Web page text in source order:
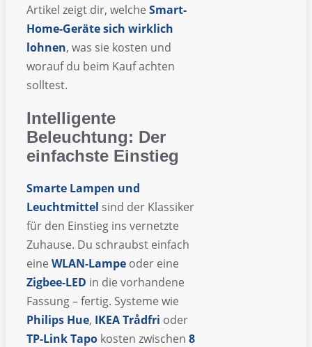
Artikel zeigt dir, welche Smart-
Home-Geräte sich wirklich
lohnen, was sie kosten und
worauf du beim Kauf achten
solltest.
Intelligente
Beleuchtung: Der
einfachste Einstieg
Smarte Lampen und
Leuchtmittel sind der Klassiker
für den Einstieg ins vernetzte
Zuhause. Du schraubst einfach
eine WLAN-Lampe oder eine
Zigbee-LED in die vorhandene
Fassung – fertig. Systeme wie
Philips Hue, IKEA Trådfri oder
TP-Link Tapo kosten zwischen 8